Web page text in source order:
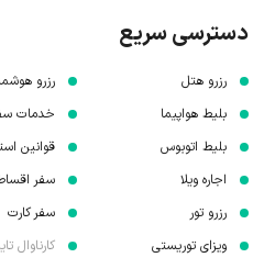
دسترسی سریع
رزرو هتل
بلیط هواپیما
بلیط اتوبوس
اجاره ویلا
رزرو تور
ویزای توریستی
رزرو
خدمات
قوانین
سفر
سفر کارت
کارناوال